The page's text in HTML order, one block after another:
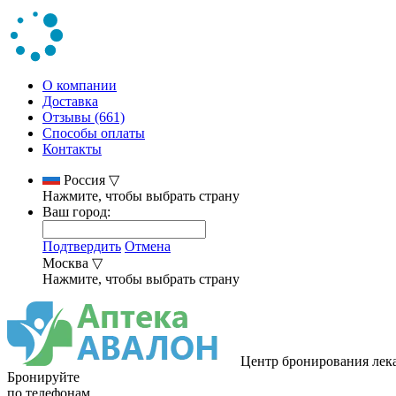
О компании
Доставка
Отзывы (661)
Способы оплаты
Контакты
Россия ▽
Нажмите, чтобы выбрать страну
Ваш город:
Подтвердить Отмена
Москва ▽
Нажмите, чтобы выбрать страну
Центр бронирования
Бронируйте
по телефонам